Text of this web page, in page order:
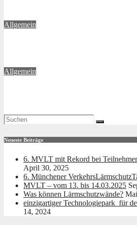
Allgemein
Allgemein
Neueste Beiträge
6. MVLT mit Rekord bei
April 30, 2025
6. Münchener
MVLT – vom 13. bis 14.03.2025
Was können Lärmschutzwände?
einzigartiger Technologiepark für
14, 2024